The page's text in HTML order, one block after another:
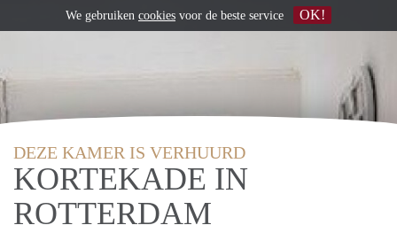
DEZE KAMER IS VERHUURD
KORTEKADE IN
ROTTERDAM
We gebruiken cookies voor de beste service OK!